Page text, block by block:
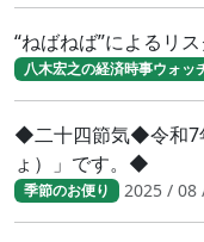
“ねばねば”によるリ
八木宏之の経済時事ウォッ
◆二十四節気◆令和7
ょ）」です。◆
季節のお便り 2025 / 08